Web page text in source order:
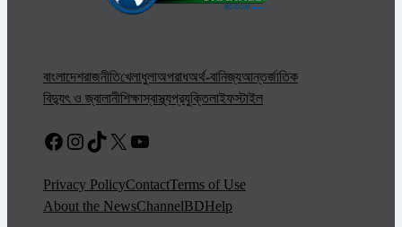
বাংলাদেশরাজনীতিখেলাধুলাঅপরাধঅর্থ-বানিজ্যআন্তর্জাতিক
বিদ্যুৎ ও জ্বালানীশিক্ষাস্বাস্থ্যপ্রযুক্তিলাইফস্টাইল
Facebook
Instagram
TikTok
X YouTube
Privacy PolicyContactTerms of Use
About the NewsChannelBDHelp